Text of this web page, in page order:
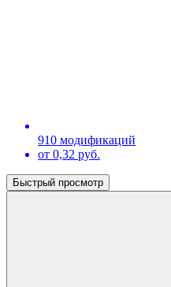
910 модификаций
от 0,32 руб.
Быстрый просмотр